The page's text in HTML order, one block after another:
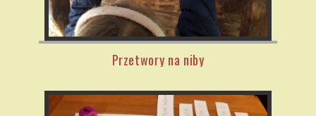
Przetwory na niby